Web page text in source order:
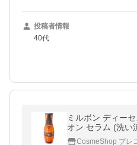
投稿者情報
40代
ミルボン ディー
オン セラム (洗い
20gCosmeShop プレ